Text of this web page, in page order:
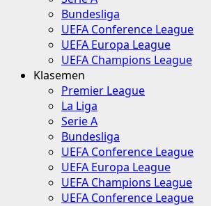
Bundesliga
UEFA Conference League
UEFA Europa League
UEFA Champions League
Klasemen
Premier League
La Liga
Serie A
Bundesliga
UEFA Conference League
UEFA Europa League
UEFA Champions League
UEFA Conference League